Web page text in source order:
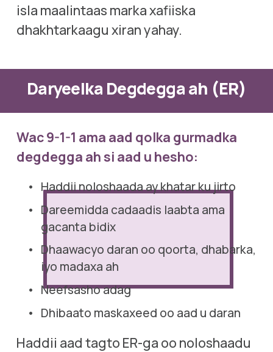
isla maalintaas marka xafiiska
dhakhtarkaagu xiran yahay.
Daryeelka Degdegga ah (ER)
Wac 9-1-1 ama aad qolka gurmadka
degdegga ah si aad u hesho:
Haddii noloshaada ay khatar ku jirto
Dareemidda cadaadis laabta ama
gacanta bidix
Dhaawacyo daran oo qoorta, dhabarka,
iyo madaxa ah
Neefsasho adag
Dhibaato maskaxeed oo aad u daran
Haddii aad tagto ER-ga oo noloshaadu